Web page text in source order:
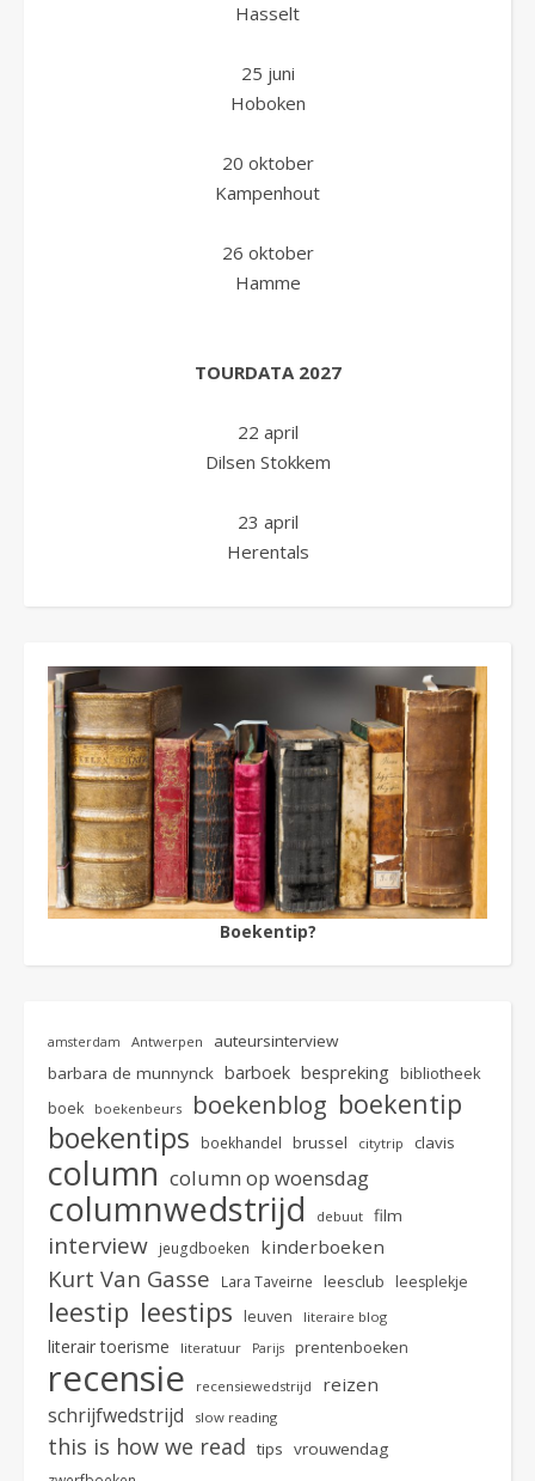
Hasselt
25 juni
Hoboken
20 oktober
Kampenhout
26 oktober
Hamme
TOURDATA 2027
22 april
Dilsen Stokkem
23 april
Herentals
Boekentip?
amsterdam Antwerpen
auteursinterview
barbara de munnynck barboek bespreking bibliotheek
boek boekenbeurs boekenblog boekentip
boekentips boekhandel brussel citytrip clavis
column column op woensdag
columnwedstrijd debuut film
interview jeugdboeken kinderboeken
Kurt Van Gasse Lara Taveirne leesclub leesplekje
leestip leestips leuven literaire blog
literair toerisme literatuur Parijs prentenboeken
recensie recensiewedstrijd reizen
schrijfwedstrijd slow reading
this is how we read tips vrouwendag